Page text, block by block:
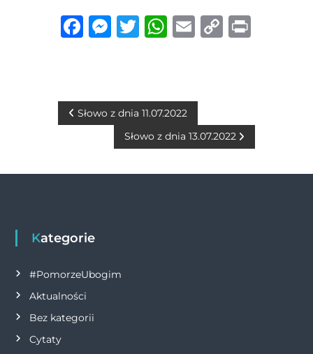
F
b
k
M
n
g
T
r
W
A
p
E
C
n
N
w
g
a
c
j
Słowo z dnia 11.07.2022
Słowo z dnia 13.07.2022
Kategorie
#PomorzeUbogim
Aktualności
Bez kategorii
Cytaty